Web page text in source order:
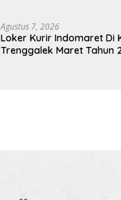
Agustus 7, 2026
Loker Kurir Indomaret Di
Trenggalek Maret Tahun